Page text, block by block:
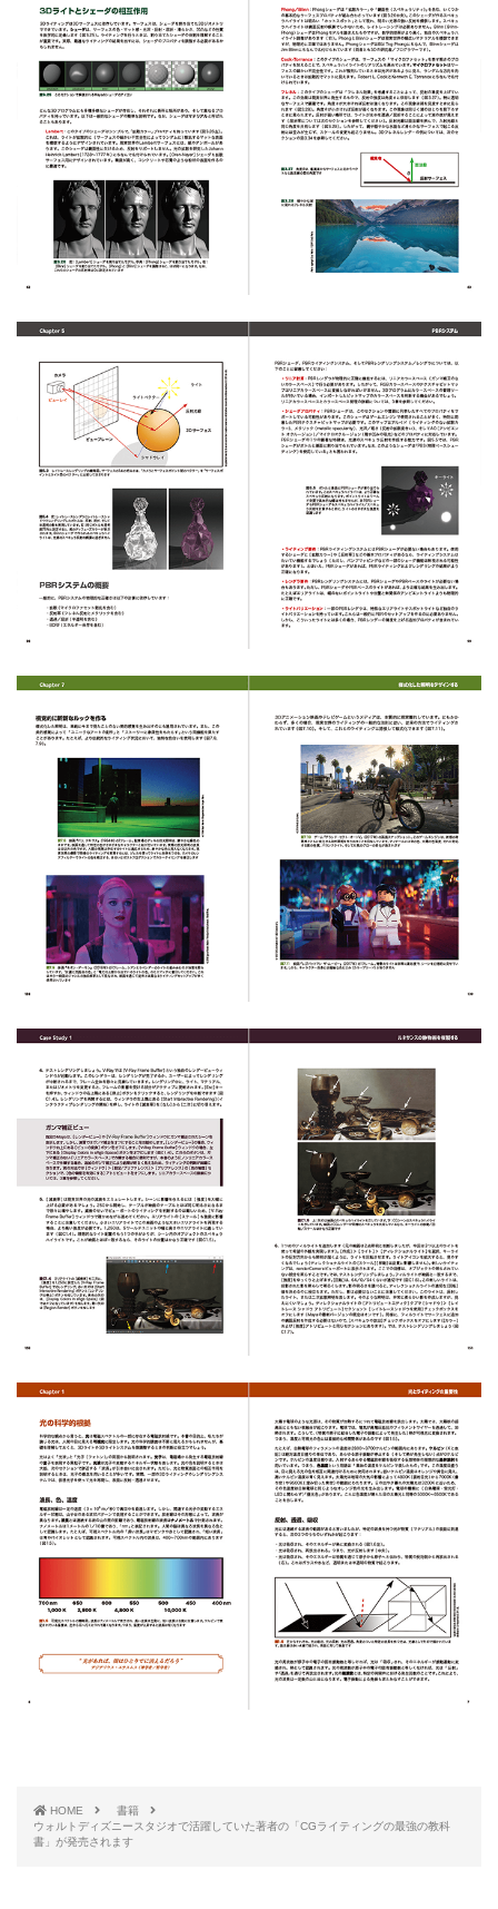
HOME
書籍
ウォルトディズニースタジオで活躍していた著者の「CGライティングの最強の教科
書」が発売されます